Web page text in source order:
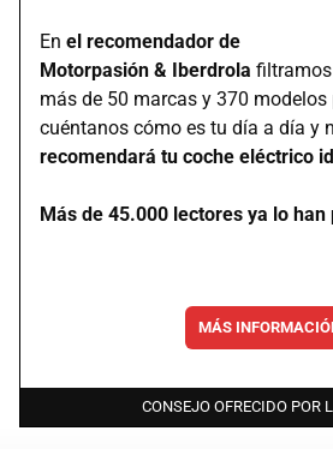
En el recomendador de
Motorpasión & Iberdrola filtramos
más de 50 marcas y 370 modelos
cuéntanos cómo es tu día a día y
recomendará tu coche eléctrico
Más de 45.000 lectores ya lo han
MÁS
CONSEJO OFRECIDO POR